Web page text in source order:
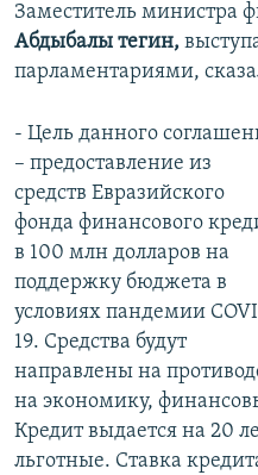
Заместитель министра
Абдыбалы тегин,
парламентариями,
- Цель данного
– предоставление из
средств Евразийского
фонда финансового
в 100 млн долларов на
поддержку бюджета в
условиях пандемии
19. Средства будут
направлены на
на экономику,
Кредит выдается на 20
льготные. Ставка